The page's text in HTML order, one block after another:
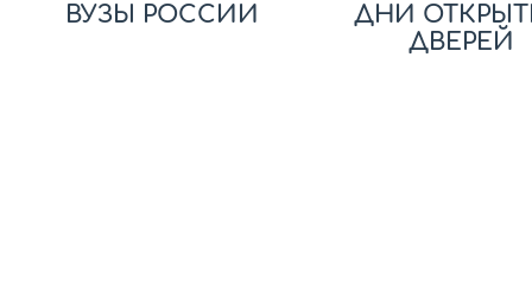
ВУЗЫ РОССИИ
ДНИ
ДВЕРЕЙ